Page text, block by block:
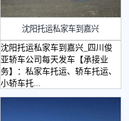
沈阳托运私家车到嘉兴
沈阳托运私家车到嘉兴_四川俊
亚轿车公司每天发车【承接业
务】：私家车托运、轿车托运、
小轿车托...